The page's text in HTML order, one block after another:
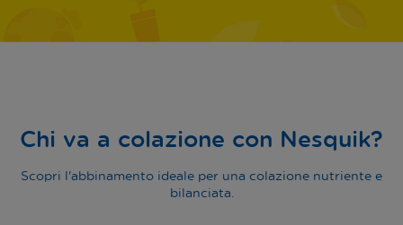
Chi va a colazione con Nesquik?
Scopri l'abbinamento ideale per una colazione nutriente e
bilanciata.